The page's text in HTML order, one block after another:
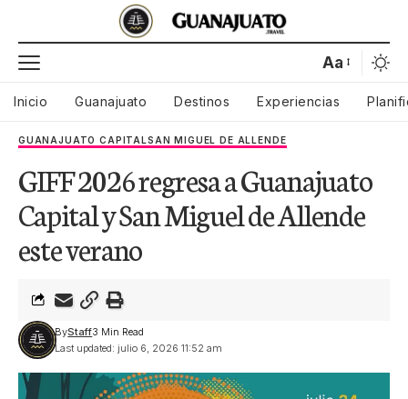
Aa
Inicio Guanajuato Destinos Experiencias
GUANAJUATO CAPITALSAN MIGUEL DE ALLENDE
GIFF 2026 regresa a Guanajuato
Capital y San Miguel de Allende
este verano
Last updated: julio 6, 2026 11:52 am
ByStaff3 Min Read